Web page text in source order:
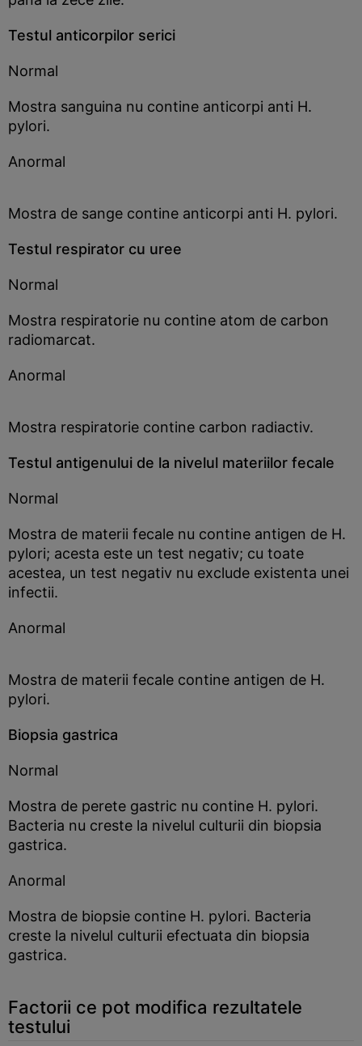
Testul anticorpilor serici
Normal
Mostra sanguina nu contine anticorpi anti H.
pylori.
Anormal
Mostra de sange contine anticorpi anti H. pylori.
Testul respirator cu uree
Normal
Mostra respiratorie nu contine atom de carbon
radiomarcat.
Anormal
Mostra respiratorie contine carbon radiactiv.
Testul antigenului de la nivelul materiilor fecale
Normal
Mostra de materii fecale nu contine antigen de H.
pylori; acesta este un test negativ; cu toate
acestea, un test negativ nu exclude existenta unei
infectii.
Anormal
Mostra de materii fecale contine antigen de H.
pylori.
Biopsia gastrica
Normal
Mostra de perete gastric nu contine H. pylori.
Bacteria nu creste la nivelul culturii din biopsia
gastrica.
Anormal
Mostra de biopsie contine H. pylori. Bacteria
creste la nivelul culturii efectuata din biopsia
gastrica.
Factorii ce pot modifica rezultatele
testului